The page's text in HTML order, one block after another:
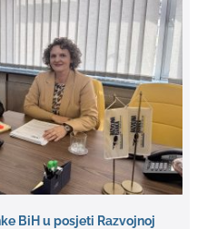
BiH u posjeti Razvojnoj